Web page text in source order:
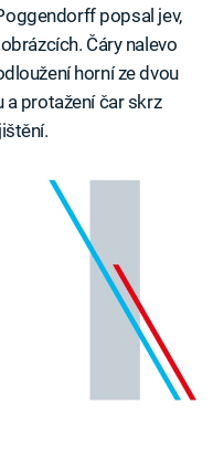
popsal jev,
Čáry nalevo
horní ze dvou
a protažení čar skrz